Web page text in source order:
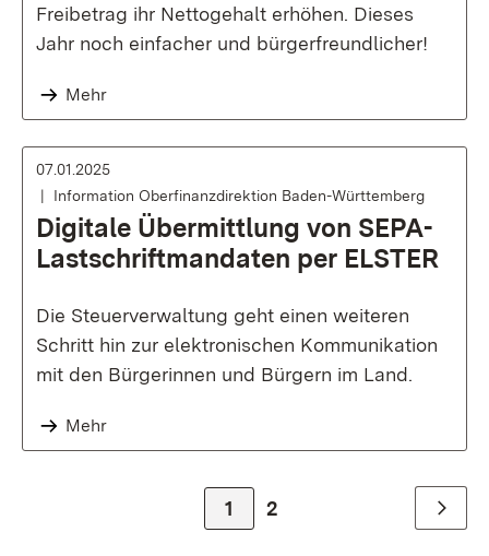
Freibetrag ihr Nettogehalt erhöhen. Dieses
Jahr noch einfacher und bürgerfreundlicher!
Mehr
07.01.2025
Information Oberfinanzdirektion Baden-Württemberg
Digitale Übermittlung von SEPA-
Lastschriftmandaten per ELSTER
Die Steuerverwaltung geht einen weiteren
Schritt hin zur elektronischen Kommunikation
mit den Bürgerinnen und Bürgern im Land.
Mehr
Zur Seite
1 Zur Seite
2 Weiter